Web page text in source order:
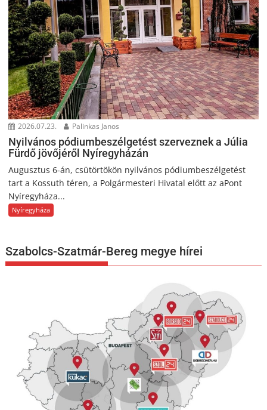
2026.07.23. Palinkas Janos
Nyilvános pódiumbeszélgetést szerveznek a Júlia
Fürdő jövőjéről Nyíregyházán
Augusztus 6-án, csütörtökön nyilvános pódiumbeszélgetést
tart a Kossuth téren, a Polgármesteri Hivatal előtt az aPont
Nyíregyháza...
Nyíregyháza
Szabolcs-Szatmár-Bereg megye hírei